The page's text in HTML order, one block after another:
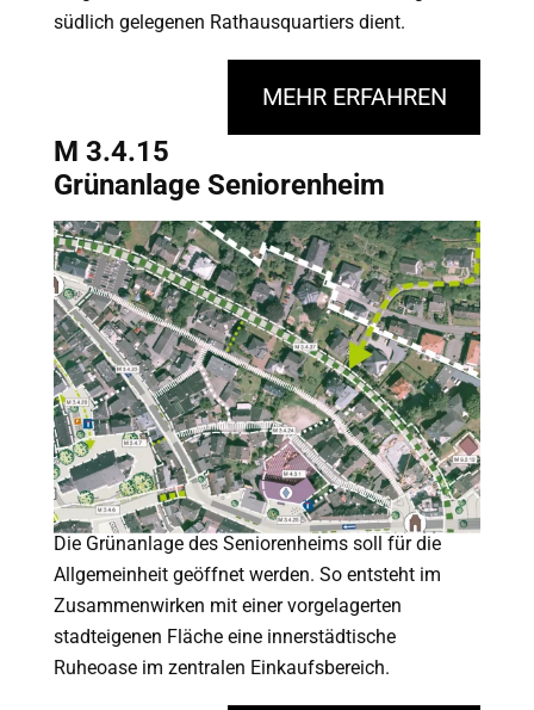
südlich gelegenen Rathausquartiers dient.
MEHR ERFAHREN
M 3.4.15
Grünanlage Seniorenheim
Die Grünanlage des Seniorenheims soll für die
Allgemeinheit geöffnet werden. So entsteht im
Zusammenwirken mit einer vorgelagerten
stadteigenen Fläche eine innerstädtische
Ruheoase im zentralen Einkaufsbereich.